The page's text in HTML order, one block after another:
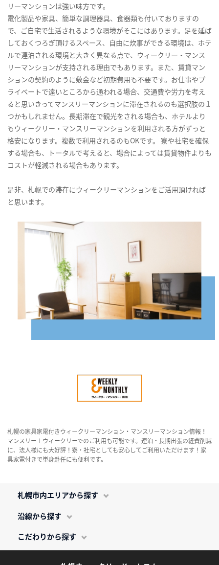
リーマンションは強い味方です。
電化製品や家具、簡単な調理器具、食器類も付いておりますの
で、ご自宅で生活されるような環境がそこにはあります。足を延ば
しておくつろぎ頂けるスペース、自由に炊事ができる環境は、ホテ
ルで連泊される環境と大きく異なる点で、ウィークリー・マンス
リーマンションが支持される理由でもあります。また、賃貸マン
ションの契約のように敷金など初期費用も不要です。お仕事やプ
ライベートで遠いところから通われる場合、交通費や労力を考え
ると思いきってマンスリーマンションに滞在されるのも選択肢の１
つかもしれません。長期滞在で観光をされる場合も、ホテルより
もウィークリー・マンスリーマンションを利用される方がずっと
格安になります。複数で利用されるのもOKです。 寮や社宅を確保
する場合も、トータルで考えると、場合によっては賃貸物件よりも
コストが軽減される場合もあります。
是非、札幌での滞在にウィークリーマンションをご活用頂ければ
と思います。
札幌の家具家電付きウィークリーマンション・マンスリーマンション情報！
マンスリー＋ウィークリーでのご利用も可能です。連泊・長期出張の経費削減
に、法人様にも大好評！寮・社宅としても安心してご利用いただけます！家
具家電付きで単身赴任にも便利です。
札幌市内エリアから探す
沿線から探す
こだわりから探す